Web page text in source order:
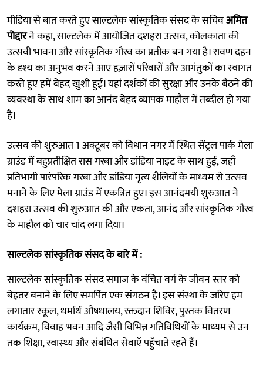
मीडिया से बात करते हुए साल्टलेक सांस्कृतिक संसद के सचिवअमित
पोद्दारने कहा, साल्टलेक में आयोजित दशहरा उत्सव, कोलकाता की
उत्सवी भावना और सांस्कृतिक गौरव का प्रतीक बन गया है। रावण दहन
के दृश्य का अनुभव करने आए हज़ारों परिवारों और आगंतुकों का स्वागत
करते हुए हमें बेहद खुशी हुई। यहां दर्शकों की सुरक्षा और उनके बैठने की
व्यवस्था के साथ शाम का आनंद बेहद व्यापक माहौल में तब्दील हो गया
है।
उत्सव की शुरुआत 1 अक्टूबर को विधान नगर में स्थित सेंट्रल पार्क मेला
ग्राउंड में बहुप्रतीक्षित रास गरबा और डांडिया नाइट के साथ हुई, जहाँ
प्रतिभागी पारंपरिक गरबा और डांडिया नृत्य शैलियों के माध्यम से उत्सव
मनाने के लिए मेला ग्राउंड में एकत्रित हुए। इस आनंदमयी शुरुआत ने
दशहरा उत्सव की शुरुआत की और एकता, आनंद और सांस्कृतिक गौरव
के माहौल को चार चांद लगा दिया।
साल्टलेक सांस्कृतिक संसद के बारे में :
साल्टलेक सांस्कृतिक संसद समाज के वंचित वर्ग के जीवन स्तर को
बेहतर बनाने के लिए समर्पित एक संगठन है। इस संस्था के जरिए हम
लगातार स्कूल, धर्मार्थ औषधालय, रक्तदान शिविर, पुस्तक वितरण
कार्यक्रम, विवाह भवन आदि जैसी विभिन्न गतिविधियों के माध्यम से उन
तक शिक्षा, स्वास्थ्य और संबंधित सेवाएँ पहुँचाते रहते हैं।